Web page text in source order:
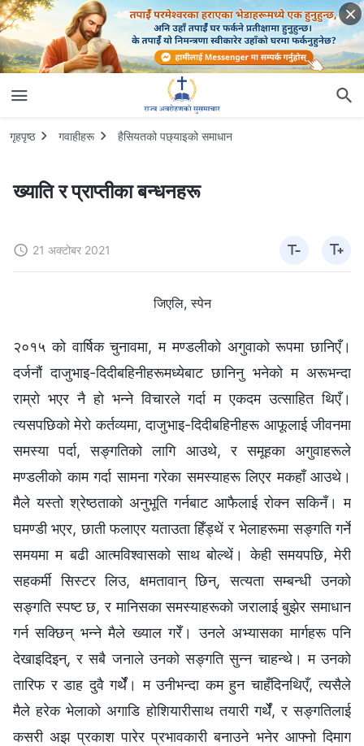
गृहपृष्ठ गवाहीहरू हैसियतको पछ्याइको समाधान
ख्याति र प्राप्तीका बन्धनहरू
21 अक्टोबर 2021
जिएलि, स्पेन
२०१५ को वार्षिक चुनावमा, म मण्डलीको अगुवाको रूपमा छानिएँ।
दर्जनौं दाजुभाइ-दिदीबहिनीहरूमध्येबाट छानिनु भनेको म अरूभन्दा
राम्रो भएर नै हो भन्‍ने विचारले गर्दा म एकदम उत्साहित थिएँ।
त्यसपछिको मेरो कर्तव्यमा, दाजुभाइ-दिदीबहिनीहरू आफूलाई जीवनमा
समस्या पर्दा, सङ्गतिको लागि आउथे, र समूहका अगुवाहरूले
मण्डलीको काम गर्दा सामना गरेका समस्याहरू लिएर मकहाँ आउथे।
मैले यस्तो श्रेष्‍ठताको अनुभूति गर्नबाट आफैलाई रोक्‍न सकिनँ। म
घमण्डी भएर, छाती फलाएर यताउता हिँड्थें र भेलाहरूमा सङ्गति गर्ने
समयमा म बढी आत्मविश्‍वासको साथ बोल्थें। केही समयपछि, मेरी
सहकर्मी सिस्टर लिउ, क्षमतावान् छिन्, सत्यता सम्‍बन्धी उनको
सङ्गति स्पष्‍ट छ, र मानिसका समस्याहरूको जरालाई बुझेर समाधान
गर्न सक्छिन् भन्‍ने मैले ख्याल गरेँ। उनले अभ्यासका मार्गहरू पनि
देखाइदिइन्, र सबै जनाले उनको सङ्गति सुन्‍न चाहन्थे। म उनको
तारिफ र डाह दुवै गर्थेँ। म उनीभन्दा कम हुन चाहँदिनथिएँ, त्यसैले
मैले हरेक भेलाको अगाडि होशियारीसाथ तयारी गर्थेँ, र सङ्गतिलाई
कसरी अझ प्रकाश पारेर प्रभावकारी बनाउने भनेर आफ्नो दिमाग